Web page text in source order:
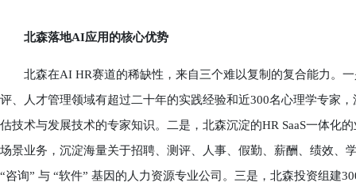
北森落地AI应用的核心优势
北森在AI HR赛道的稀缺性，来自三个难以复制的复合能力。一
评、人才管理领域有超过二十年的实践经验和近300名心理学专家
估技术与发展技术的专家知识。二是，北森沉淀的HR SaaS一体化
场景业务，沉淀海量关于招聘、测评、人事、假勤、薪酬、绩效、
“咨询” 与 “软件” 基因的人力资源专业公司。三是，北森投资组建